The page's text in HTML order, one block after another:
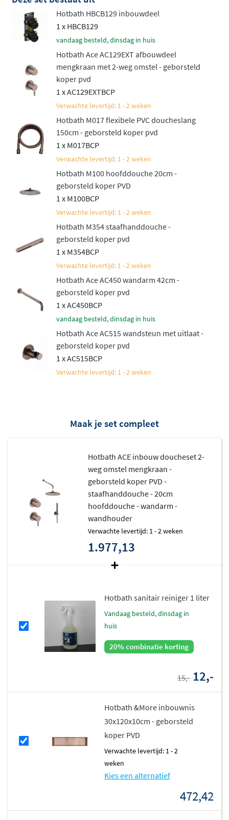
Net als de rest van de Hotbath Ace seriestaat deze set
voor hoge kwaliteit en een verfijnd, slank design.
Bovendien is het een aantrekkelijk geprijsd alternatief
voor de luxueuze Cobber serie. Deze set biedt niet alleen
gebruiksgemak, maar ook een luxe uitstraling die
perfect in elke moderne badkamer past. Een complete
doucheset die jouw dagelijkse routine een stukje
Naast deze inbouwset met mengkraan is de set ook
verkrijgbaar in een variant met thermostaat. Bekijk
Hotbath ACE inbouw doucheset met
Hotbath HBCB129 inbouwdeel
1 x HBCB129
vandaag besteld, dinsdag in huis
Hotbath Ace AC129EXT afbouwdeel
mengkraan met 2-weg omstel - geborsteld
koper pvd
1 x AC129EXTBCP
Verwachte levertijd: 1 - 2 weken
Hotbath M017 flexibele PVC doucheslang
150cm - geborsteld koper pvd
1 x M017BCP
Verwachte levertijd: 1 - 2 weken
Hotbath M100 hoofddouche 20cm -
geborsteld koper PVD
1 x M100BCP
Verwachte levertijd: 1 - 2 weken
Hotbath M354 staafhanddouche -
geborsteld koper pvd
1 x M354BCP
Verwachte levertijd: 1 - 2 weken
Hotbath Ace AC450 wandarm 42cm -
geborsteld koper pvd
1 x AC450BCP
vandaag besteld, dinsdag in huis
Hotbath Ace AC515 wandsteun met uitlaat -
geborsteld koper pvd
1 x AC515BCP
Verwachte levertijd: 1 - 2 weken
Maak je set compleet
Hotbath ACE inbouw doucheset 2-
weg omstel mengkraan -
geborsteld koper PVD -
staafhanddouche - 20cm
hoofddouche - wandarm -
wandhouder
Verwachte levertijd: 1 - 2 weken
1.977,13
Hotbath sanitair reiniger 1 liter
vandaag besteld, dinsdag in
huis
20% combinatie korting
15,- 12,-
Hotbath &More inbouwnis
30x120x10cm - geborsteld
koper PVD
Verwachte levertijd: 1 - 2
weken
Kies een alternatief
472,42